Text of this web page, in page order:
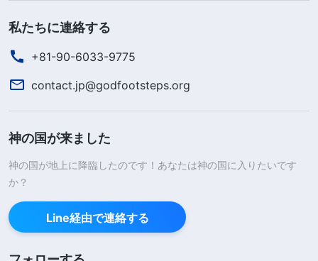
私たちに連絡する
+81-90-6033-9775
contact.jp@godfootsteps.org
神の国が来ました
神の国が地上に降臨したのです！あなたは神の国に入りたいです
か？
Line経由で連絡する